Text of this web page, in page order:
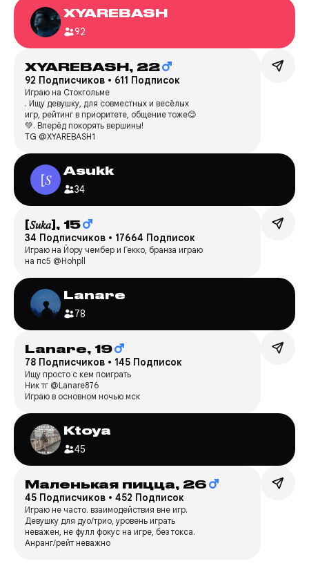
XYAREBASH
92
XYAREBASH, 22
92 Подписчиков • 611 Подписок
Играю на Стокгольме
. Ищу девушку, для совместных и весёлых
игр, рейтинг в приоритете, общение тоже😊
💚. Вперёд покорять вершины!
TG @XYAREBASH1
Asukk
34
[𝑆𝑢𝑘𝑎], 15
34 Подписчиков • 17664 Подписок
Играю на Йору чембер и Гекко, бранза играю
на пс5 @Hohpll
Lanare
78
Lanare, 19
78 Подписчиков • 145 Подписок
Ищу просто с кем поиграть
Ник тг @Lanare876
Играю в основном ночью мск
Ktoya
45
Маленькая пицца, 26
45 Подписчиков • 452 Подписок
Играю не часто. взаимодействия вне игр.
Девушку для дуо/трио, уровень играть
неважен, не фулл фокус на игре, без токса.
Анранг/рейт неважно